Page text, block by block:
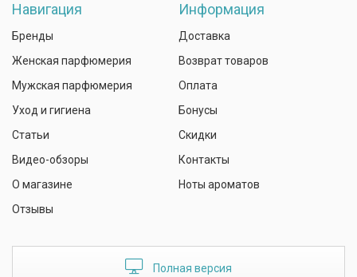
Навигация
Бренды
Женская парфюмерия
Мужская парфюмерия
Уход и гигиена
Статьи
Видео-обзоры
О магазине
Отзывы
Информация
Доставка
Возврат товаров
Оплата
Бонусы
Скидки
Контакты
Ноты ароматов
Полная версия